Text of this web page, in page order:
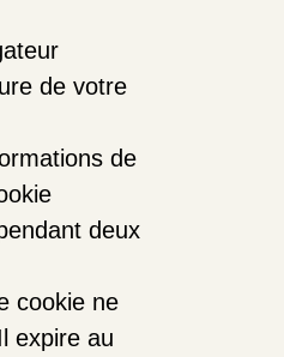
de votre
de
deux
cookie ne
expire au